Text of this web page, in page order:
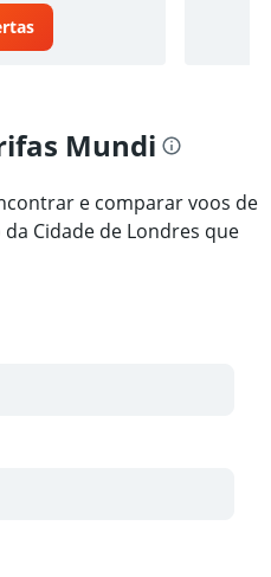
Mundi
e comparar voos de
Cidade de Londres que